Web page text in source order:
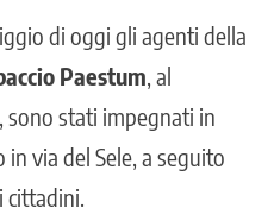
di oggi gli agenti della
Paestum , al
sono stati impegnati in
via del Sele, a seguito